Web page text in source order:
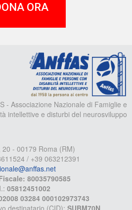
ORA
- Associazione Nazionale di Famiglie e
intellettive e disturbi del neurosviluppo
20 - 00179 Roma (RM)
/ +39 063212391
80035790585
05812451002
03284 000102973743
destinatario (CID): SUBM70N